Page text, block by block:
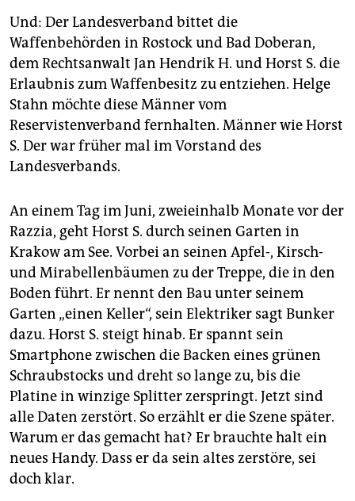
Und: Der Landesverband bittet die
Waffenbehörden in Rostock und Bad Doberan,
dem Rechtsanwalt Jan Hendrik H. und Horst S. die
Erlaubnis zum Waffenbesitz zu entziehen. Helge
Stahn möchte diese Männer vom
Reservistenverband fernhalten. Männer wie Horst
S. Der war früher mal im Vorstand des
Landesverbands.
An einem Tag im Juni, zweieinhalb Monate vor der
Razzia, geht Horst S. durch seinen Garten in
Krakow am See. Vorbei an seinen Apfel-, Kirsch-
und Mirabellenbäumen zu der Treppe, die in den
Boden führt. Er nennt den Bau unter seinem
Garten „einen Keller“, sein Elektriker sagt Bunker
dazu. Horst S. steigt hinab. Er spannt sein
Smartphone zwischen die Backen eines grünen
Schraubstocks und dreht so lange zu, bis die
Platine in winzige Splitter zerspringt. Jetzt sind
alle Daten zerstört. So erzählt er die Szene später.
Warum er das gemacht hat? Er brauchte halt ein
neues Handy. Dass er da sein altes zerstöre, sei
doch klar.